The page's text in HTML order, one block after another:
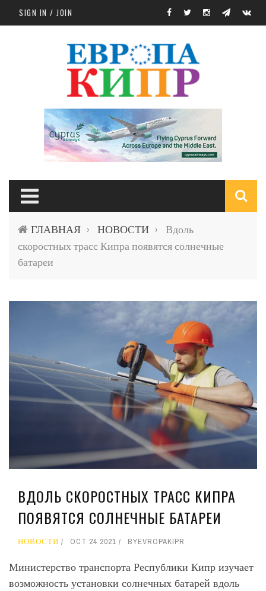
Skip to main content
SIGN IN / JOIN
ГЛАВНАЯ › НОВОСТИ ›
Вдоль
скоростных трасс Кипра появятся солнечные
батареи
ВДОЛЬ СКОРОСТНЫХ ТРАСС КИПРА
ПОЯВЯТСЯ СОЛНЕЧНЫЕ БАТАРЕИ
НОВОСТИ OCT 24 2021 BYEVROPAKIPR
Министерство транспорта Республики Кипр изучает
возможность установки солнечных батарей вдоль